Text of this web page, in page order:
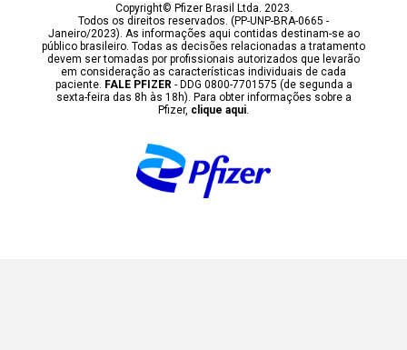
Copyright© Pfizer Brasil Ltda. 2023.
Todos os direitos reservados. (PP-UNP-BRA-0665 -
Janeiro/2023). As informações aqui contidas destinam-se ao
público brasileiro. Todas as decisões relacionadas a tratamento
devem ser tomadas por profissionais autorizados que levarão
em consideração as características individuais de cada
paciente. FALE PFIZER - DDG 0800-7701575 (de segunda a
sexta-feira das 8h às 18h). Para obter informações sobre a
Pfizer, clique aqui